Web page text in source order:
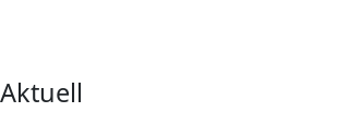
Aktuell